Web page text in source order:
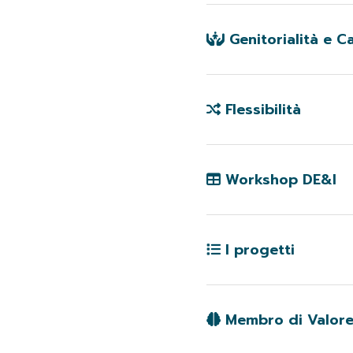
adottando un
Genitorialità e
cura dei propri cari
Flessibilità
Workshop DE&I
formazione e
I progetti
inclusiva e a ridurre
Membro di